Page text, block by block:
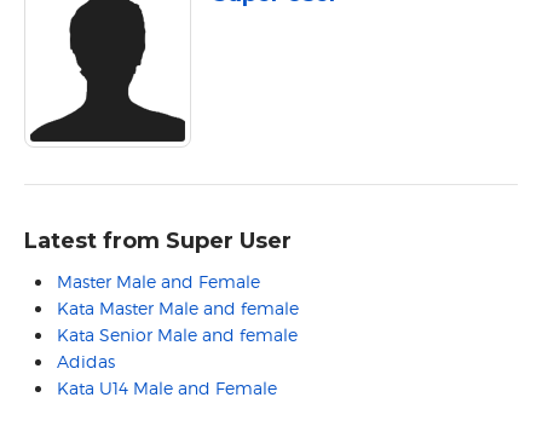
Latest from Super User
Master Male and Female
Kata Master Male and female
Kata Senior Male and female
Adidas
Kata U14 Male and Female